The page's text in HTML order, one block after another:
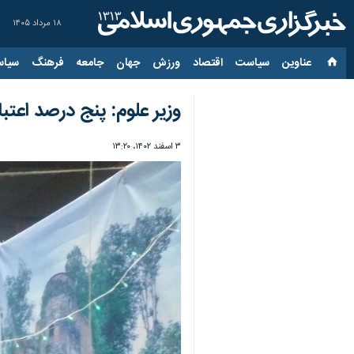
۱۸ مرداد ۱۴۰۵
عناوین‌ سیاست اقتصاد ورزش جهان جامعه فرهنگ
وزیر علوم: پنج درصد
۳ اسفند ۱۴۰۲، ۱۳:۲۰